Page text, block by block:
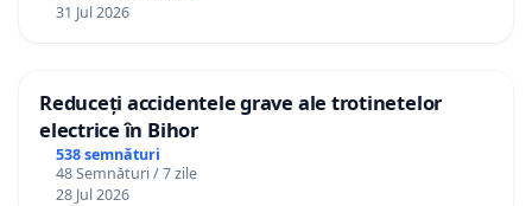
31 Jul 2026
Reduceți accidentele grave ale trotinetelor
electrice în Bihor
538 semnături
48 Semnături / 7 zile
28 Jul 2026